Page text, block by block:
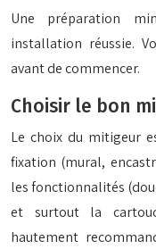
Une préparation
installation réussie.
avant de commencer.
Choisir le bon
Le choix du mitigeur
fixation (mural,
les fonctionnalités
et surtout la
hautement